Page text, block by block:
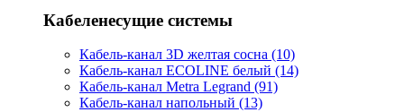
Кабеленесущие системы
Кабель-канал 3D желтая сосна (10)
Кабель-канал ECOLINE белый (14)
Кабель-канал Metra Legrand (91)
Кабель-канал напольный (13)